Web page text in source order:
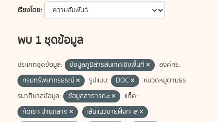
เรียงโดย
พบ 1 ชุดข้อมูล
ประเภทชุดข้อมูล: ข้อมูลภูมิสารสนเทศเชิงพื้นที่
องค์กร:
กรมทรัพยากรธรณี
รูปแบบ: DOC
หมวดหมู่ตามธร
รมาภิบาลข้อมูล:
ข้อมูลสาธารณะ
แท็ค:
กัดเซาะปานกลาง
เส้นแนวชายฝั่งทะเล